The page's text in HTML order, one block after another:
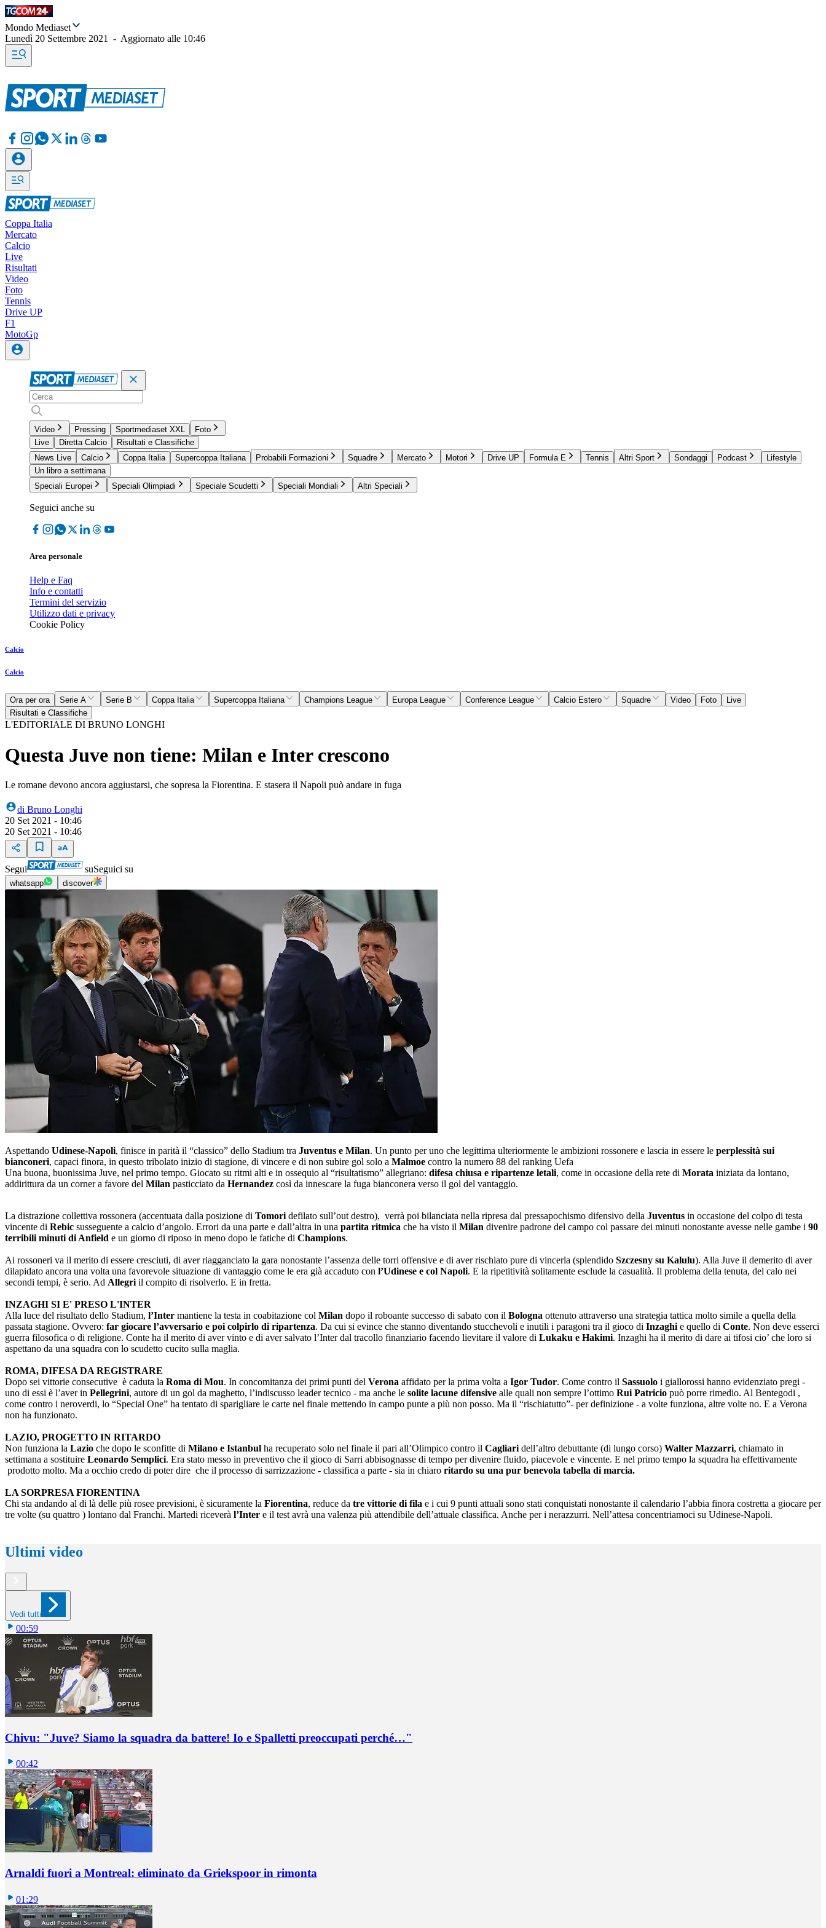
Mondo Mediaset
Lunedì 20 Settembre 2021
- Aggiornato alle 10:46
Coppa Italia
Mercato
Calcio
Live
Risultati
Video
Foto
Tennis
Drive UP
F1
MotoGp
Video Pressing Sportmediaset XXL
Foto
Live
Diretta Calcio
Risultati e Classifiche
News Live
Calcio Coppa Italia Supercoppa Italiana Probabili Formazioni Squadre Mercato Motori Drive UP Formula E Tennis Altri Sport Sondaggi Podcast
Lifestyle
Un libro a settimana
Speciali Europei
Speciali Olimpiadi Speciale Scudetti Speciali Mondiali Altri Speciali
Seguici anche su
Area personale
Help e Faq
Info e contatti
Termini del servizio
Utilizzo dati e privacy
Cookie Policy
Calcio
Calcio
Ora per ora Serie A Serie B Coppa Italia Supercoppa Italiana Champions League Europa League Conference League Calcio Estero Squadre Video Foto
Live
Risultati e Classifiche
L'EDITORIALE DI BRUNO LONGHI
Questa Juve non tiene: Milan e Inter crescono
Le romane devono ancora aggiustarsi, che sopresa la Fiorentina. E stasera il Napoli può andare in fuga
di Bruno Longhi
20 Set 2021 - 10:46
20 Set 2021 - 10:46
Segui suSeguici su
whatsapp discover
Aspettando Udinese-Napoli, finisce in parità il “classico” dello Stadium tra Juventus e Milan. Un punto per uno che legittima ulteriormente le ambizioni rossonere e lascia in essere le perplessità sui
bianconeri, capaci finora, in questo tribolato inizio di stagione, di vincere e di non subire gol solo a Malmoe contro la numero 88 del ranking Uefa
Una buona, buonissima Juve, nel primo tempo. Giocato su ritmi alti e in ossequio al “risultatismo” allegriano: difesa chiusa e ripartenze letali, come in occasione della rete di Morata iniziata da lontano,
addirittura da un corner a favore del Milan pasticciato da Hernandez così da innescare la fuga bianconera verso il gol del vantaggio.
La distrazione collettiva rossonera (accentuata dalla posizione di Tomori defilato sull’out destro), verrà poi bilanciata nella ripresa dal pressapochismo difensivo della Juventus in occasione del colpo di testa
vincente di Rebic susseguente a calcio d’angolo. Errori da una parte e dall’altra in una partita ritmica che ha visto il Milan divenire padrone del campo col passare dei minuti nonostante avesse nelle gambe i 90
terribili minuti di Anfield e un giorno di riposo in meno dopo le fatiche di Champions.
Ai rossoneri va il merito di essere cresciuti, di aver riagganciato la gara nonostante l’assenza delle torri offensive e di aver rischiato pure di vincerla (splendido Szczesny su Kalulu). Alla Juve il demerito di aver
dilapidato ancora una volta una favorevole situazione di vantaggio come le era già accaduto con l’Udinese e col Napoli. E la ripetitività solitamente esclude la casualità. Il problema della tenuta, del calo nei
secondi tempi, è serio. Ad Allegri il compito di risolverlo. E in fretta.
INZAGHI SI E' PRESO L'INTER
Alla luce del risultato dello Stadium, l’Inter mantiene la testa in coabitazione col Milan dopo il roboante successo di sabato con il Bologna ottenuto attraverso una strategia tattica molto simile a quella della
passata stagione. Ovvero: far giocare l’avversario e poi colpirlo di ripartenza. Da cui si evince che stanno diventando stucchevoli e inutili i paragoni tra il gioco di Inzaghi e quello di Conte. Non deve esserci
guerra filosofica o di religione. Conte ha il merito di aver vinto e di aver salvato l’Inter dal tracollo finanziario facendo lievitare il valore di Lukaku e Hakimi. Inzaghi ha il merito di dare ai tifosi cio’ che loro si
aspettano da una squadra con lo scudetto cucito sulla maglia.
ROMA, DIFESA DA REGISTRARE
Dopo sei vittorie consecutive è caduta la Roma di Mou. In concomitanza dei primi punti del Verona affidato per la prima volta a Igor Tudor. Come contro il Sassuolo i giallorossi hanno evidenziato pregi -
uno di essi è l’aver in Pellegrini, autore di un gol da maghetto, l’indiscusso leader tecnico - ma anche le solite lacune difensive alle quali non sempre l’ottimo Rui Patricio può porre rimedio. Al Bentegodi ,
come contro i neroverdi, lo “Special One” ha tentato di sparigliare le carte nel finale mettendo in campo punte a più non posso. Ma il “rischiatutto”- per definizione - a volte funziona, altre volte no. E a Verona
non ha funzionato.
LAZIO, PROGETTO IN RITARDO
Non funziona la Lazio che dopo le sconfitte di Milano e Istanbul ha recuperato solo nel finale il pari all’Olimpico contro il Cagliari dell’altro debuttante (di lungo corso) Walter Mazzarri, chiamato in
settimana a sostituire Leonardo Semplici. Era stato messo in preventivo che il gioco di Sarri abbisognasse di tempo per divenire fluido, piacevole e vincente. E nel primo tempo la squadra ha effettivamente
prodotto molto. Ma a occhio credo di poter dire che il processo di sarrizzazione - classifica a parte - sia in chiaro ritardo su una pur benevola tabella di marcia.
LA SORPRESA FIORENTINA
Chi sta andando al di là delle più rosee previsioni, è sicuramente la Fiorentina, reduce da tre vittorie di fila e i cui 9 punti attuali sono stati conquistati nonostante il calendario l’abbia finora costretta a giocare per
tre volte (su quattro ) lontano dal Franchi. Martedi riceverà l’Inter e il test avrà una valenza più attendibile dell’attuale classifica. Anche per i nerazzurri. Nell’attesa concentriamoci su Udinese-Napoli.
Ultimi video
Vedi tutti
00:59
Chivu: "Juve? Siamo la squadra da battere! Io e Spalletti preoccupati perché…"
00:42
Arnaldi fuori a Montreal: eliminato da Griekspoor in rimonta
01:29